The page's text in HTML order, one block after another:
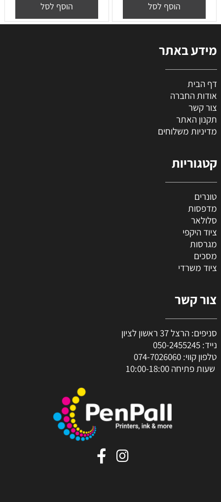
הוסף לסל הוסף לסל
מידע באתר
דף הבית
אודות החברה
צור קשר
תקנון האתר
מדיניות משלוחים
קטגוריות
טונרים
מדפסות
סלולאר
ציוד היקפי
מגרסות
מסכים
ציוד משרדי
צור קשר
סניפים: הרצל 37 ראשון לציון
נייד: 050-2455245
טלפון קווי: 074-7026060
שעות פתיחה 10:00-18:00